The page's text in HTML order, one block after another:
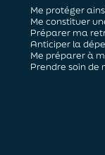
Me protéger
Me constituer
Préparer ma
Anticiper la
Me préparer à
Prendre soin de